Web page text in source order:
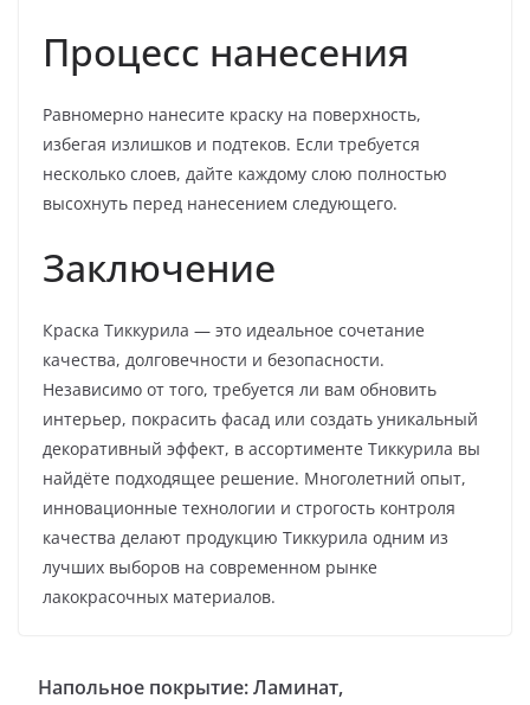
Процесс нанесения
Равномерно нанесите краску на поверхность,
избегая излишков и подтеков. Если требуется
несколько слоев, дайте каждому слою полностью
высохнуть перед нанесением следующего.
Заключение
Краска Тиккурила — это идеальное сочетание
качества, долговечности и безопасности.
Независимо от того, требуется ли вам обновить
интерьер, покрасить фасад или создать уникальный
декоративный эффект, в ассортименте Тиккурила вы
найдёте подходящее решение. Многолетний опыт,
инновационные технологии и строгость контроля
качества делают продукцию Тиккурила одним из
лучших выборов на современном рынке
лакокрасочных материалов.
Напольное покрытие: Ламинат,